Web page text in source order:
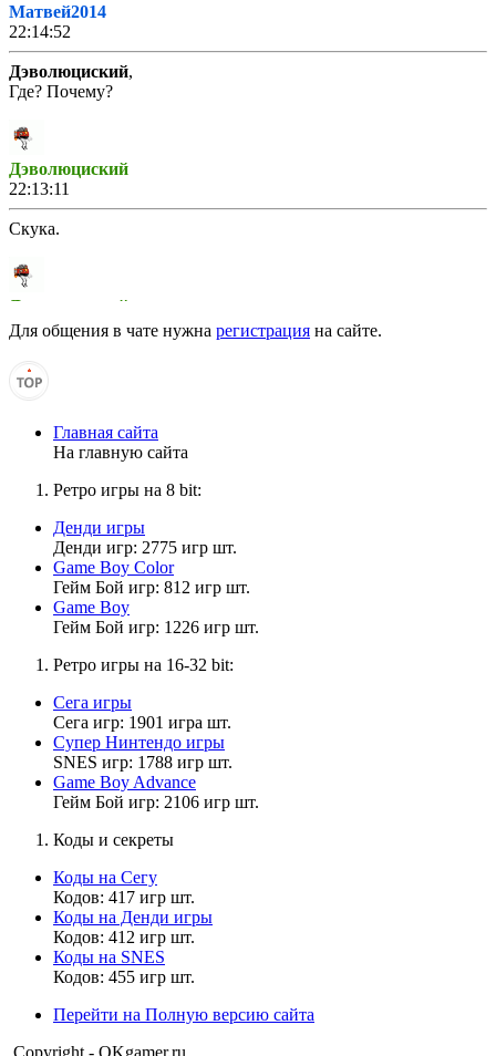
Матвей2014
22:14:52
Дэволюциский,
Где? Почему?
Дэволюциский
22:13:11
Скука.
Дэволюциский
22:02:42
Ясно.
Матвей2014
21:47:37
Моя книжечка делится на четыре списка. Белый. Люди
застрахованы от попадания в другие списки. Серый. Люди не
застрахованы от попадания. Черный. Кандидаты на попадание
в следующий список. Чернейший. Люди которые в книжечке.
Самая жесткая мера и список.
Матвей2014
Дэволюциский ,
Я же сказал. Можно сделать заявку на внесение в белый
список.
Дэволюциский
Поверь, у меня нету ни на кого обиды. Так что идей нет.
Матвей2014
Для общения в чате нужна регистрация на сайте.
Главная сайта
На главную сайта
Ретро игры на 8 bit:
Денди игры
Денди игр: 2775 игр шт.
Game Boy Color
Гейм Бой игр: 812 игр шт.
Game Boy
Гейм Бой игр: 1226 игр шт.
Ретро игры на 16-32 bit:
Сега игры
Сега игр: 1901 игра шт.
Супер Нинтендо игры
SNES игр: 1788 игр шт.
Game Boy Advance
Гейм Бой игр: 2106 игр шт.
Коды и секреты
Коды на Сегу
Кодов: 417 игр шт.
Коды на Денди игры
Кодов: 412 игр шт.
Коды на SNES
Кодов: 455 игр шт.
Перейти на Полную версию сайта
Copyright - OKgamer.ru